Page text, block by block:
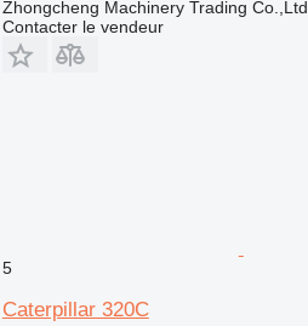
Zhongcheng Machinery Trading Co.,Ltd
Contacter le vendeur
5
Caterpillar 320C